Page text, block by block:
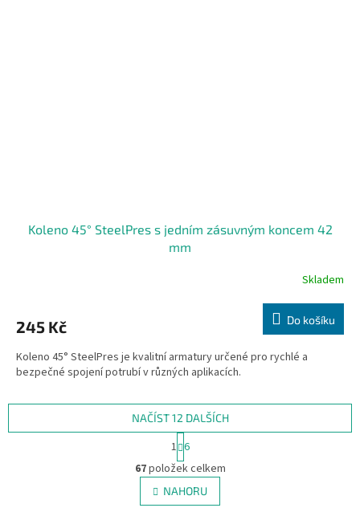
Koleno 45° SteelPres s jedním zásuvným koncem 42
mm
Skladem
245 Kč Do košíku
Koleno 45° SteelPres je kvalitní armatury určené pro rychlé a
bezpečné spojení potrubí v různých aplikacích.
O
v
l
á
NAČÍST 12 DALŠÍCH
S
t
r
á
n
k
1 6
67položek celkem
NAHORU